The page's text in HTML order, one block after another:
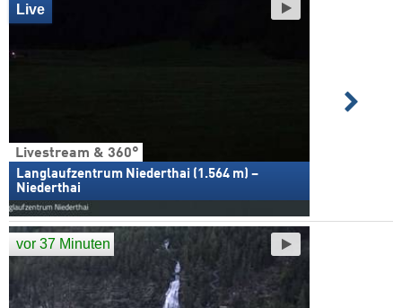
Livestream & 360°
Langlaufzentrum Niederthai (1.564 m) –
Niederthai
Live
vor 37 Minuten